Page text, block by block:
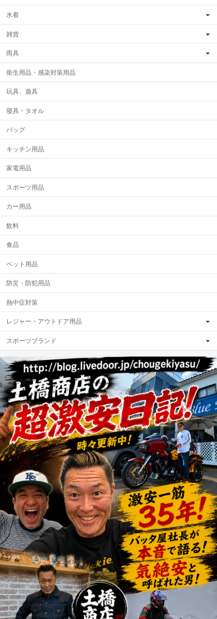
水着
雑貨
雨具
衛生用品・感染対策用品
玩具、遊具
寝具・タオル
バッグ
キッチン用品
家電用品
スポーツ用品
カー用品
飲料
食品
ペット用品
防災・防犯用品
熱中症対策
レジャー・アウトドア用品
スポーツブランド